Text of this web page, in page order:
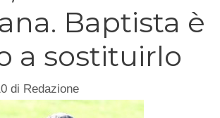
Baptista è
a sostituirlo
di Redazione